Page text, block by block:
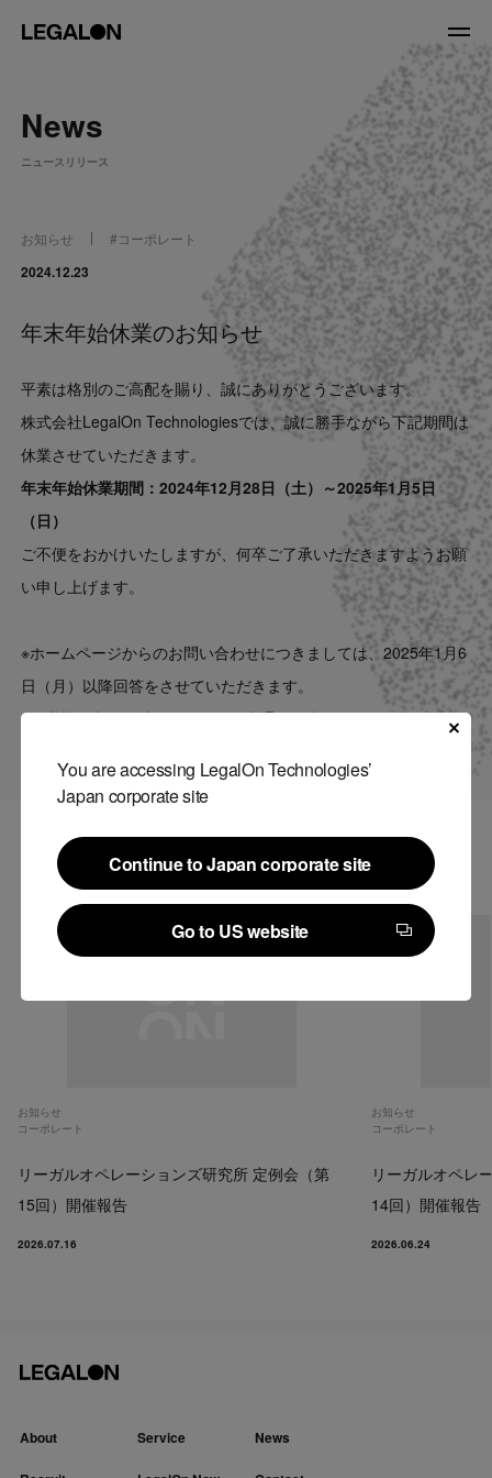
About
役員紹介
Service
News
Recruit
LegalOn Now
Contact
US website
You are accessing LegalOn Technologies’
Japan corporate site
Continue to Japan corporate site
Continue to Japan corporate site
Go to US website
Go to US website
News
ニュースリリース
お知らせ #コーポレート
2024.12.23
年末年始休業のお知らせ
平素は格別のご高配を賜り、誠にありがとうございます。
株式会社LegalOn Technologiesでは、誠に勝手ながら下記期間は
休業させていただきます。
年末年始休業期間：2024年12月28日（土）～2025年1月5日
（日）
ご不便をおかけいたしますが、何卒ご了承いただきますようお願
い申し上げます。
※ホームページからのお問い合わせにつきましては、2025年1月6
日（月）以降回答をさせていただきます。
※休業期間中、弊社サービスは平常通りご利用いただけます。
関連記事
お知らせ
コーポレート
リーガルオペレーションズ研究所 定例会（第
15回）開催報告
2026.07.16
お知らせ
コーポレート
リーガルオペレ
14回）開催報告
2026.06.24
About Service News